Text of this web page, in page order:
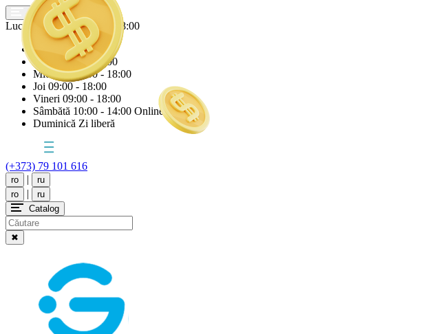
Lucrăm astăziJoi 09:00 - 18:00
Luni
09:00 - 18:00
Marți
09:00 - 18:00
Miercuri09:00 - 18:00
Joi 09:00 - 18:00
Vineri 09:00 - 18:00
Sâmbătă 10:00 - 14:00 Online
Duminică Zi liberă
(+373) 79 101 616
ro |
ru
ro
|
ru
Catalog
✖